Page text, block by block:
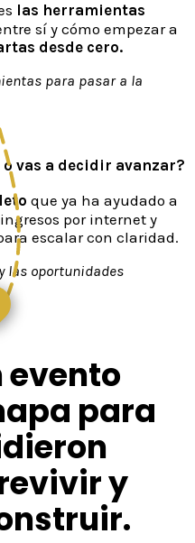
las herramientas
sí y cómo empezar a
desde cero.
para pasar a la
vas a decidir avanzar?
que ya ha ayudado a
por internet y
escalar con claridad.
las oportunidades
evento
para
y